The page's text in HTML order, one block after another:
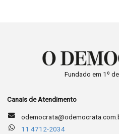
Fundado em 1º
Canais de Atendimento
11 4712-2034